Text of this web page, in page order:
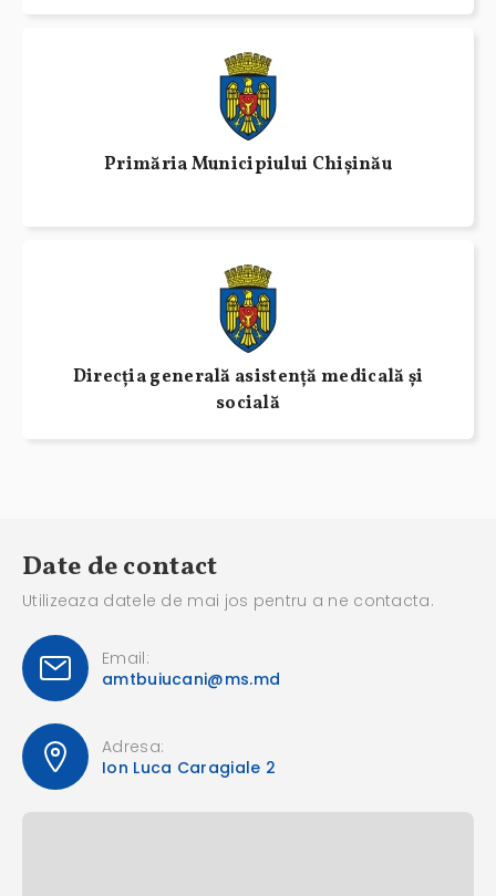
Primăria Municipiului Chișinău
Direcţia generală asistenţă medicală și
socială
Date de contact
Utilizeaza datele de mai jos pentru a ne contacta.
Email:
amtbuiucani@ms.md
Adresa:
Ion Luca Caragiale 2